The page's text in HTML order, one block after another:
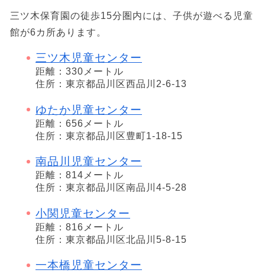
三ツ木保育園の徒歩15分圏内には、子供が遊べる児童
館が6カ所あります。
三ツ木児童センター
距離：330メートル
住所：東京都品川区西品川2-6-13
ゆたか児童センター
距離：656メートル
住所：東京都品川区豊町1-18-15
南品川児童センター
距離：814メートル
住所：東京都品川区南品川4-5-28
小関児童センター
距離：816メートル
住所：東京都品川区北品川5-8-15
一本橋児童センター